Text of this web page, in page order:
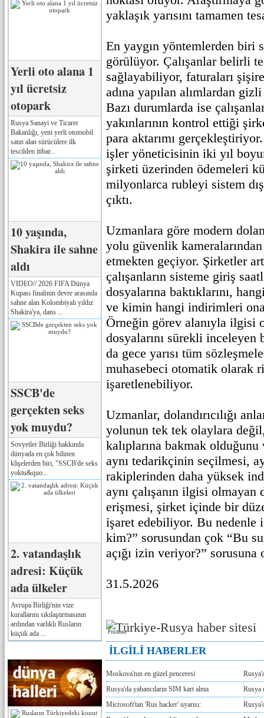
Yerli oto alana 1
yıl ücretsiz
otopark
Rusya Sanayi ve Ticaret
Bakanlığı, yeni yerli otomobil
satın alan sürücülere ilk
tescilden itibar...
10 yaşında,
Shakira ile sahne
aldı
VIDEO// 2026 FIFA Dünya
Kupası finalinin devre arasında
sahne alan Kolombiyalı yıldız
Shakira'ya, dans ...
SSCB'de
gerçekten seks
yok muydu?
Sovyetler Birliği hakkında
dünyada en çok bilinen
klişelerden biri, "SSCB'de seks
yoktu&quo...
2. vatandaşlık
adresi: Küçük
ada ülkeler
Avrupa Birliği'nin vize
kurallarını sıkılaştırmasının
ardından varlıklı Rusların
küçük ada ...
yaklaşık yarısını tamamen
En yaygın yöntemlerden biri
görülüyor. Çalışanlar belirli
sağlayabiliyor, faturaları
adına yapılan alımlardan
Bazı durumlarda ise
yakınlarının kontrol ettiği
para aktarımı
işler yöneticisinin iki yıl
şirketi üzerinden ödemeleri
milyonlarca rubleyi sistem
çıktı.
Uzmanlara göre modern
yolu güvenlik
etmekten geçiyor. Şirketler
çalışanların sisteme giriş
dosyalarına baktıklarını,
ve kimin hangi indirimleri
Örneğin görev alanıyla ilgisi
dosyalarını sürekli inceleyen
da gece yarısı tüm
muhasebeci otomatik olarak
işaretlenebiliyor.
Uzmanlar, dolandırıcılığı
yolunun tek tek olaylara
kalıplarına bakmak
aynı tedarikçinin seçilmesi,
rakiplerinden daha yüksek
aynı çalışanın ilgisi olmayan
erişmesi, şirket içinde bir
işaret edebiliyor. Bu nedenle
kim?” sorusundan çok “Bu
açığı izin veriyor?” sorusuna
31.5.2026
Реклама
İLGİLİ HABERLER
Moskova'nın en güzel penceresi
Rusya'da yabancıların SIM kart alma
Rusya
Microsoft'tan 'Rus hacker' uyarısı: